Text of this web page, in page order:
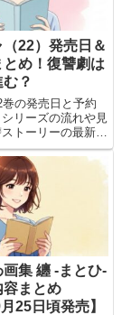
22）発売日＆
め！復讐劇は
？
の発売日と予約
リーズの流れや見
トーリーの最新展
むべきかをわかり
います。
集 纏 -まとひ-
まとめ
25日頃発売】